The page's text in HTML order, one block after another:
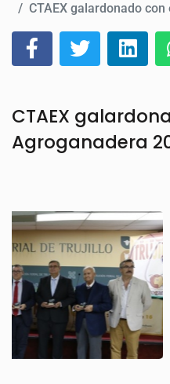
CTAEX galardonado
CTAEX
Agroganadera